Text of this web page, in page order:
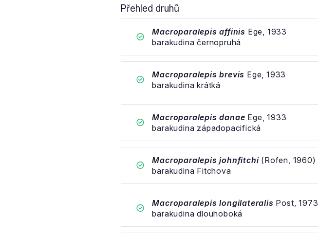
Přehled druhů
Macroparalepis affinis Ege, 1933
barakudina černopruhá
Macroparalepis brevis Ege, 1933
barakudina krátká
Macroparalepis danae Ege, 1933
barakudina západopacifická
Macroparalepis johnfitchi(Rofen, 1960)
barakudina Fitchova
Macroparalepis longilateralis Post, 1973
barakudina dlouhoboká